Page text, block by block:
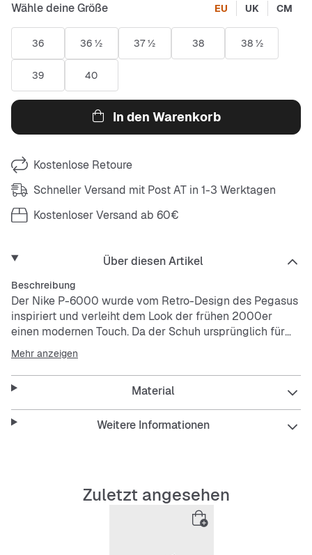
Wähle deine Größe EU UK CM
36 36 ½ 37 ½ 38 38 ½
39 40
In den Warenkorb
Kostenlose Retoure
Schneller Versand mit Post AT in 1-3 Werktagen
Kostenloser Versand ab 60€
Über diesen Artikel
Beschreibung
Der Nike P-6000 wurde vom Retro-Design des Pegasus
inspiriert und verleiht dem Look der frühen 2000er
einen modernen Touch. Da der Schuh ursprünglich für
den Leistungssport entwickelt wurde, verleiht er dir ein
gepolstertes und federndes Laufgefühl. Die sportlichen
Designlinien und atmungsaktiven Textilien ziehen nicht
nur alle Blicke auf sich, sondern machen den Schuh auch
noch leicht und angenehm zu tragen.
und Atmungsaktivität.
Die gepolsterte Innensohle sorgt für ein bequemes
Mehr anzeigen
Material
Weitere Informationen
Zuletzt angesehen